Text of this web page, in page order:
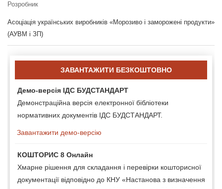
Розробник
Асоціація українських виробників «Морозиво і заморожені продукти»
(АУВМ і ЗП)
ЗАВАНТАЖИТИ БЕЗКОШТОВНО
Демо-версія ІДС БУДСТАНДАРТ
Демонстраційна версія електронної бібліотеки
нормативних документів ІДС БУДСТАНДАРТ.
Завантажити демо-версію
КОШТОРИС 8 Онлайн
Хмарне рішення для складання і перевірки кошторисної
документації відповідно до КНУ «Настанова з визначення